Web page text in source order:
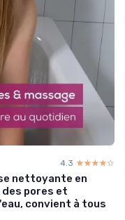
4.3 ☆☆☆☆☆
★★★★★
nettoyante en
pores et
convient à tous